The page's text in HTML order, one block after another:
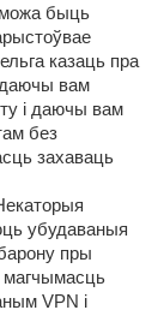
можа быць
казаць пра
даючы вам
і даючы вам
без
захаваць
убудаваныя
пры
магчымасць
VPN і